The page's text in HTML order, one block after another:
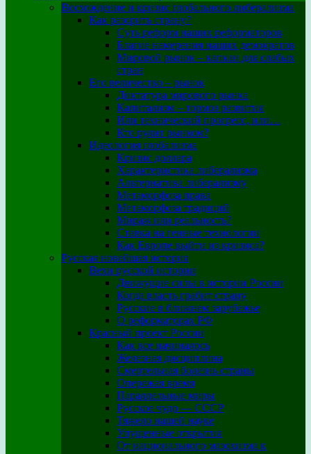
Восхождение и кризис глобального либерализма
Как разорить страну?
Суть реформ наших реформаторов
Благие намерения наших демократов
Мировой рынок – капкан для слабых
стран
Его величество – рынок
Диктатура мирового рынка
Капитализм – тормоз развития
Или технический прогресс, или…
Кто рулит рынком?
Идеология глобализма
Кризис доллара
Характеристика либерализма
Альтернатива либерализму
Метаморфоза права
Метаморфоза традиций
Мираж или реальность?
Ставка на генные технологии
Как Европе выйти из кризиса?
Русская новейшая история
Вехи русской истории
Движущие силы в истории России
Когда власть грабит страну
Русские в ближнем зарубежье
О реформаторах РФ
Красный проект России
Как все начиналось
Железная дисциплина
Смертельная болезнь страны
Опережая время
Параллельные миры
Русское чудо — СССР
Тяжело нашей науке
Упущенные открытия
От национального мазохизма к